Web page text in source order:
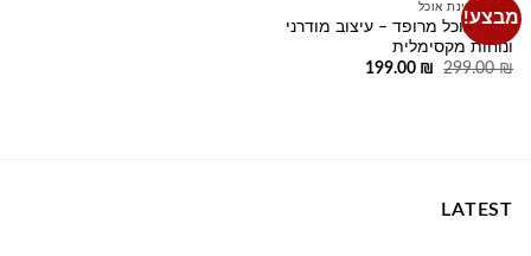
מבצע!
wishlist
כסאות פינת אוכל
כיסא אוכל מרופד – עיצוב מודרני
ונוחות מקסימלית
299.00₪
המחיר
199.00 ₪
המחיר
LATEST